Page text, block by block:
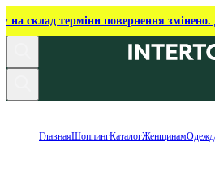
на склад терміни повернення
ГлавнаяШоппингКаталогЖенщинам